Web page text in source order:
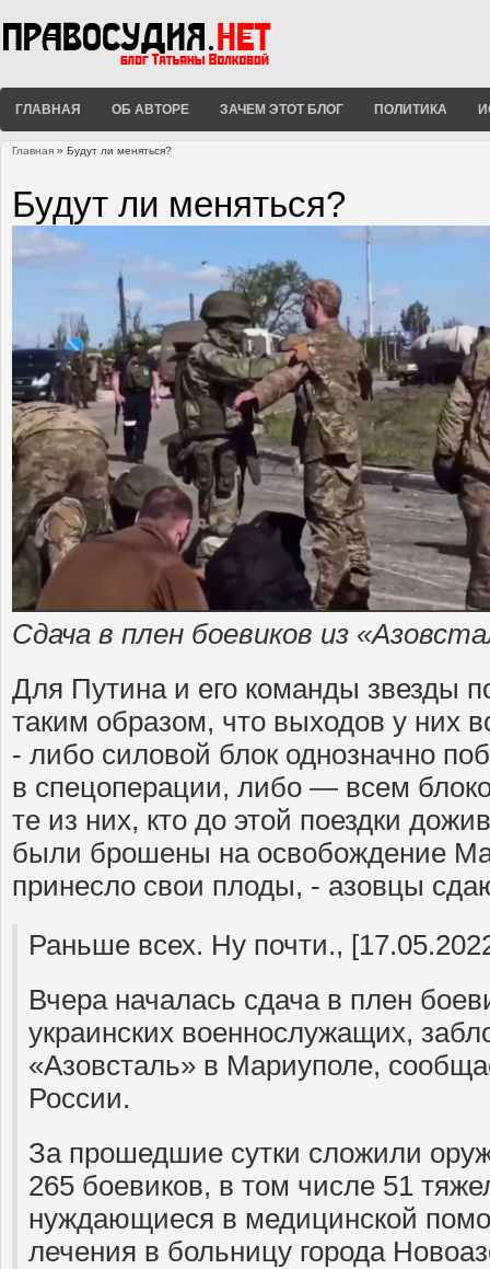
ГЛАВНАЯ ОБ АВТОРЕ ЗАЧЕМ ЭТОТ БЛОГ ПОЛИТИКА
Главная » Будут ли меняться?
Будут ли меняться?
Сдача в плен боевиков из
Для Путина и его команды звезды
таким образом, что выходов у них
- либо силовой блок однозначно
в спецоперации, либо — всем
те из них, кто до этой поездки
были брошены на освобождение
принесло свои плоды, - азовцы
Раньше всех. Ну почти.,
Вчера началась сдача в плен
украинских военнослужащих,
«Азовсталь» в Мариуполе,
России.
За прошедшие сутки сложили
265 боевиков, в том числе 51
нуждающиеся в медицинской
лечения в больницу города